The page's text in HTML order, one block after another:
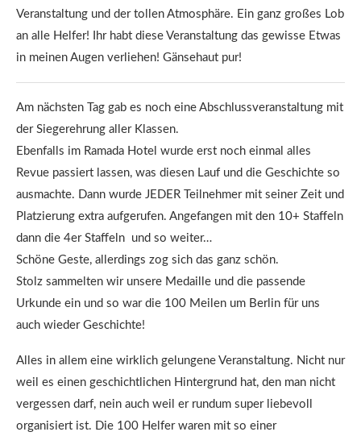
Veranstaltung und der tollen Atmosphäre. Ein ganz großes Lob
an alle Helfer! Ihr habt diese Veranstaltung das gewisse Etwas
in meinen Augen verliehen! Gänsehaut pur!
Am nächsten Tag gab es noch eine Abschlussveranstaltung mit
der Siegerehrung aller Klassen.
Ebenfalls im Ramada Hotel wurde erst noch einmal alles
Revue passiert lassen, was diesen Lauf und die Geschichte so
ausmachte. Dann wurde JEDER Teilnehmer mit seiner Zeit und
Platzierung extra aufgerufen. Angefangen mit den 10+ Staffeln
dann die 4er Staffeln und so weiter…
Schöne Geste, allerdings zog sich das ganz schön.
Stolz sammelten wir unsere Medaille und die passende
Urkunde ein und so war die 100 Meilen um Berlin für uns
auch wieder Geschichte!
Alles in allem eine wirklich gelungene Veranstaltung. Nicht nur
weil es einen geschichtlichen Hintergrund hat, den man nicht
vergessen darf, nein auch weil er rundum super liebevoll
organisiert ist. Die 100 Helfer waren mit so einer